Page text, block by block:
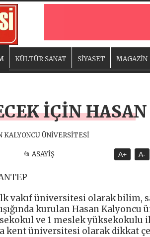
KÜLTÜR SANAT SİYASET MAGAZİN
İÇİN
📂 ASAYİŞ A+ A-
vakıf üniversitesi olarak bilim,
kurulan Hasan Kalyoncu
ve 1 meslek yüksekokulu
kent üniversitesi olarak dikkat